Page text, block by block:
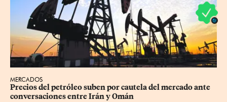
MERCADOS
Precios ⁠del petróleo suben por cautela del mercado ante
conversaciones entre Irán y Omán